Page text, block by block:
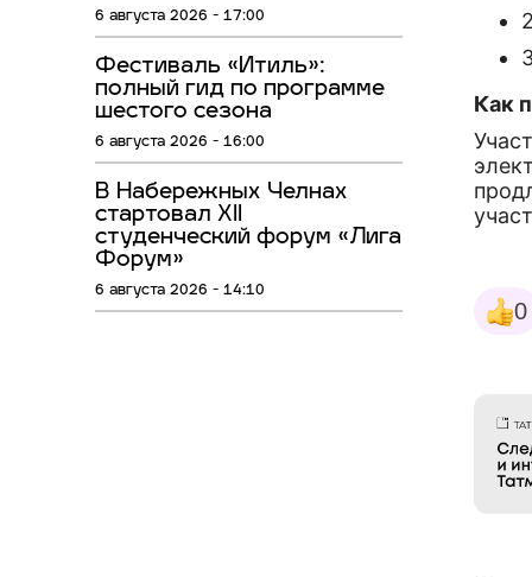
6 августа 2026 - 17:00
Фестиваль «Итиль»:
полный гид по программе
шестого сезона
6 августа 2026 - 16:00
В Набережных Челнах
стартовал XII
студенческий форум «Лига
Форум»
6 августа 2026 - 14:10
Как
0